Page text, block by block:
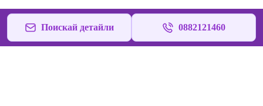
Поискай детайли 0882121460